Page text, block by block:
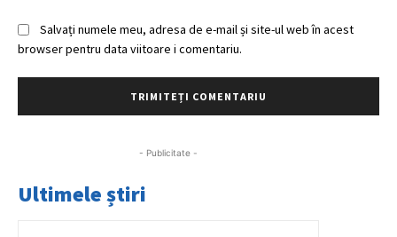
Salvați numele meu, adresa de e-mail și site-ul web în acest
browser pentru data viitoare i comentariu.
- Publicitate -
Ultimele știri